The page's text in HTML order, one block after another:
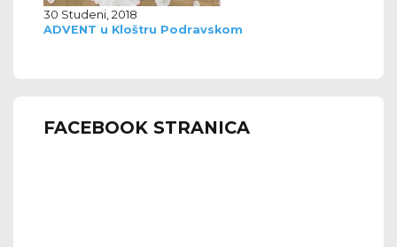
30 Studeni, 2018
ADVENT u Kloštru Podravskom
FACEBOOK STRANICA